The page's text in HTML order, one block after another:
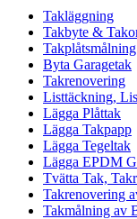
Takläggning
Takbyte &
Takplåtsmålning
Byta Garagetak
Takrenovering
Listtäckning,
Lägga Plåttak
Lägga Takpapp
Lägga Tegeltak
Lägga EPDM
Tvätta Tak,
Takrenovering
Takmålning av